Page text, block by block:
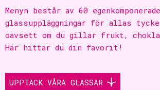
Menyn består av 60 egenkomponerade
glassuppläggningar för allas
oavsett om du gillar frukt,
Här hittar du din favorit!
UPPTÄCK VÅRA GLASSAR